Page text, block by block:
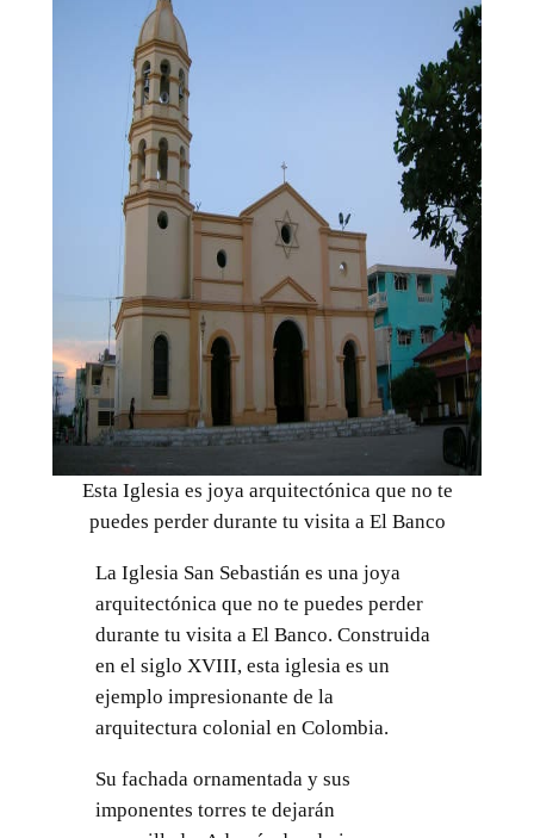
Esta Iglesia es joya arquitectónica que no te
puedes perder durante tu visita a El Banco
La Iglesia San Sebastián es una joya
arquitectónica que no te puedes perder
durante tu visita a El Banco. Construida
en el siglo XVIII, esta iglesia es un
ejemplo impresionante de la
arquitectura colonial en Colombia.
Su fachada ornamentada y sus
imponentes torres te dejarán